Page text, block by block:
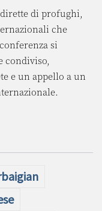
di profughi,
che
si
condiviso,
e un appello a un